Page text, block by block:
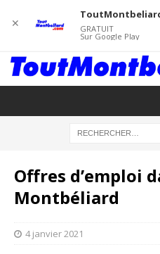
Offres d’emploi
Montbéliard
4 janvier 2021
✕ GRATUIT
Sur Google Play